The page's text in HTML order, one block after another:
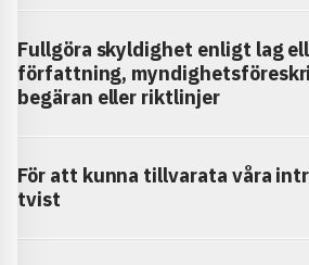
Fullgöra skyldighet enligt lag
författning,
begäran eller riktlinjer
För att kunna tillvarata våra
tvist